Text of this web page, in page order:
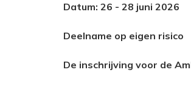
Datum: 26 - 28 juni 2026
Deelname op eigen risico
De inschrijving voor de